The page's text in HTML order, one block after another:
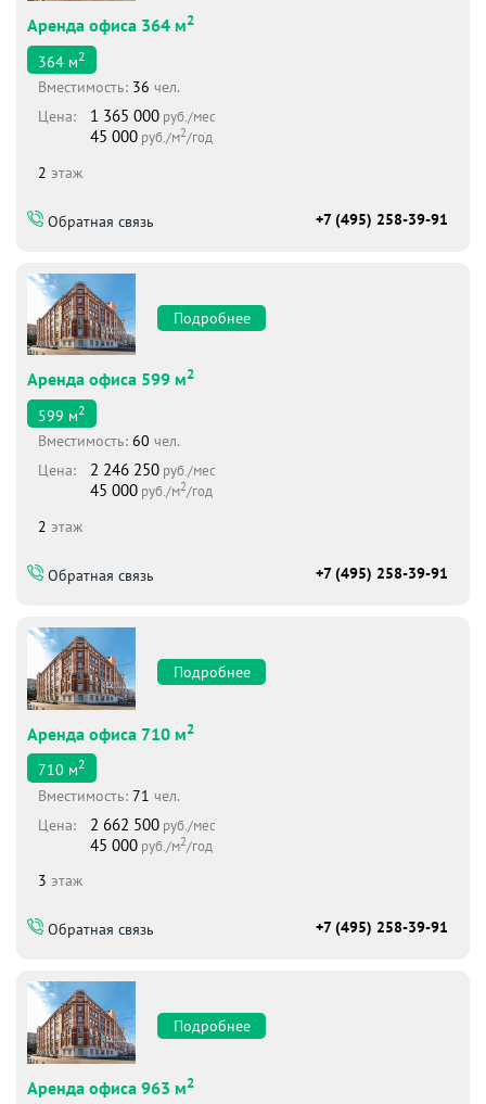
Аренда офиса 364 м2
364 м2
Вместимоcть: 36 чел.
Цена:
1 365 000 руб./мес
45 000 руб./м2/год
2 этаж
Обратная связь +7 (495) 258-39-91
Подробнее
Аренда офиса 599 м2
599 м2
Вместимоcть: 60 чел.
Цена:
2 246 250 руб./мес
45 000 руб./м2/год
2 этаж
Обратная связь +7 (495) 258-39-91
Подробнее
Аренда офиса 710 м2
710 м2
Вместимоcть: 71 чел.
Цена:
2 662 500 руб./мес
45 000 руб./м2/год
3 этаж
Обратная связь +7 (495) 258-39-91
Подробнее
Аренда офиса 963 м2